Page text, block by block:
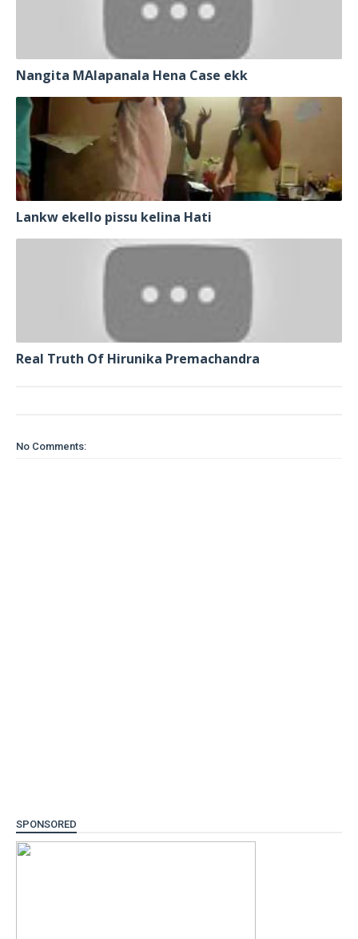
Nangita MAlapanala Hena Case ekk
Lankw ekello pissu kelina Hati
Real Truth Of Hirunika Premachandra
No Comments:
SPONSORED